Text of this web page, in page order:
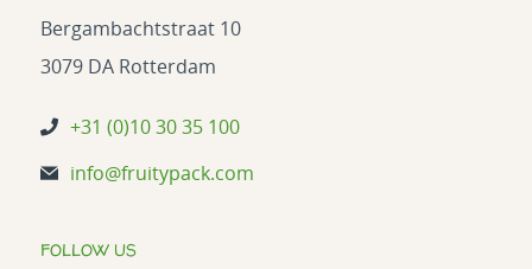
Bergambachtstraat 10
3079 DA Rotterdam
+31 (0)10 30 35 100
info@fruitypack.com
FOLLOW US